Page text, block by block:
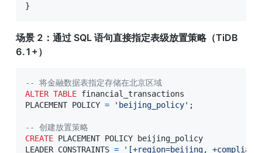
}
场景 2：通过 SQL 语句直接指定表级放置策略（TiDB
6.1+）
-- 将金融数据表指定存储在北京区域
ALTER TABLE financial_transactions
PLACEMENT POLICY = 'beijing_policy' ;
-- 创建放置策略
CREATE PLACEMENT POLICY beijing_policy
LEADER_CONSTRAINTS =
'[+region=beijing,